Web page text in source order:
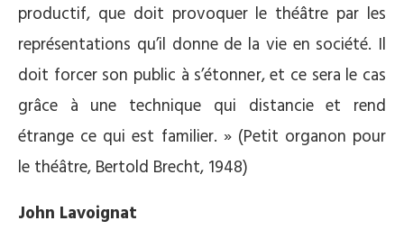
productif, que doit provoquer le théâtre par les
représentations qu’il donne de la vie en société. Il
doit forcer son public à s’étonner, et ce sera le cas
grâce à une technique qui distancie et rend
étrange ce qui est familier. » (Petit organon pour
le théâtre, Bertold Brecht, 1948)
John Lavoignat